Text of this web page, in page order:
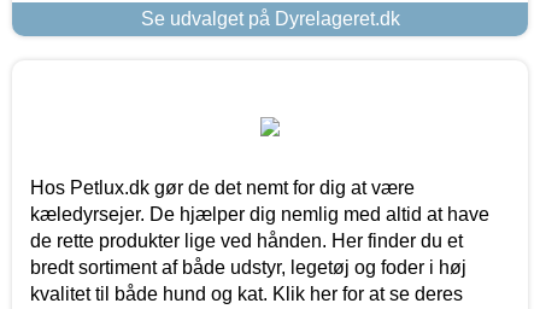
Se udvalget på Dyrelageret.dk
Hos Petlux.dk gør de det nemt for dig at være
kæledyrsejer. De hjælper dig nemlig med altid at have
de rette produkter lige ved hånden. Her finder du et
bredt sortiment af både udstyr, legetøj og foder i høj
kvalitet til både hund og kat. Klik her for at se deres